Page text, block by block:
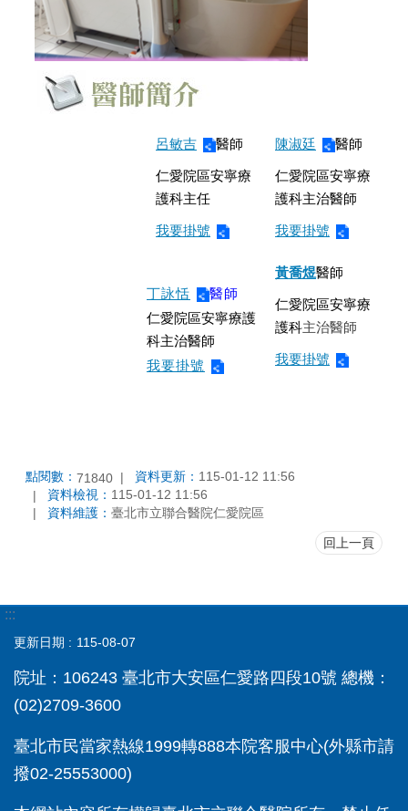
呂敏吉 醫師
仁愛院區安寧療
護科主任
我要掛號
陳淑廷 醫師
仁愛院區安寧療
護科主治醫師
我要掛號
丁詠恬
醫師
仁愛院區安寧療護
科主治醫師
我要掛號
黃喬煜醫師
仁愛院區安寧療
護科主治醫師
我要掛號
點閱數： 71840 資料更新： 115-01-12 11:56
資料檢視： 115-01-12 11:56
資料維護： 臺北市立聯合醫院仁愛院區
回上一頁
:::
更新日期 115-08-07
院址：106243 臺北市大安區仁愛路四段10號 總機：
(02)2709-3600
臺北市民當家熱線1999轉888本院客服中心(外縣市請
撥02-25553000)